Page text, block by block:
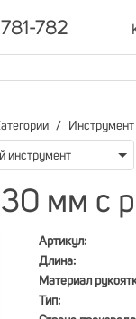
782
инструмент
мм с
Артикул:
Длина:
Материал
Тип: